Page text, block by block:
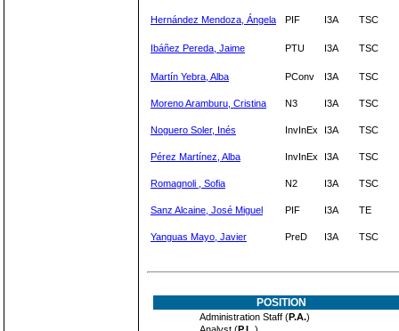
Hernández Mendoza, Ángela PIF I3A TSC
Ibáñez Pereda, Jaime PTU I3A TSC
Martín Yebra, Alba PConv I3A TSC
Moreno Aramburu, Cristina N3 I3A TSC
Noguero Soler, Inés InvInEx I3A TSC
Pérez Martínez, Alba InvInEx I3A TSC
Romagnoli , Sofia N2 I3A TSC
Sanz Alcaine, José Miguel PIF I3A TE
Yanguas Mayo, Javier PreD I3A TSC
POSITION
Administration Staff (P.A.)